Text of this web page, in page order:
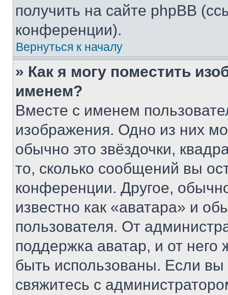
получить на сайте phpBB
конференции).
Вернуться к началу
» Как я могу поместить
именем?
Вместе с именем
изображения. Одно из них
обычно это звёздочки,
то, сколько сообщений вы
конференции. Другое,
известно как «аватара» и
пользователя. От
поддержка аватар, и от него
быть использованы. Если
свяжитесь с